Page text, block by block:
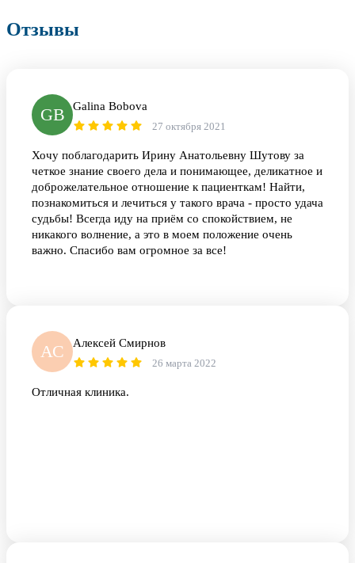
Отзывы
GB Galina Bobova
27 октября 2021
Хочу поблагодарить Ирину Анатольевну Шутову за
четкое знание своего дела и понимающее, деликатное и
доброжелательное отношение к пациенткам! Найти,
познакомиться и лечиться у такого врача - просто удача
судьбы! Всегда иду на приём со спокойствием, не
никакого волнение, а это в моем положение очень
важно. Спасибо вам огромное за все!
АС Алексей Смирнов
26 марта 2022
Отличная клиника.